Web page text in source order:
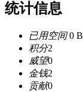
统计信息
已用空间0 B
积分2
威望0
金钱2
贡献0